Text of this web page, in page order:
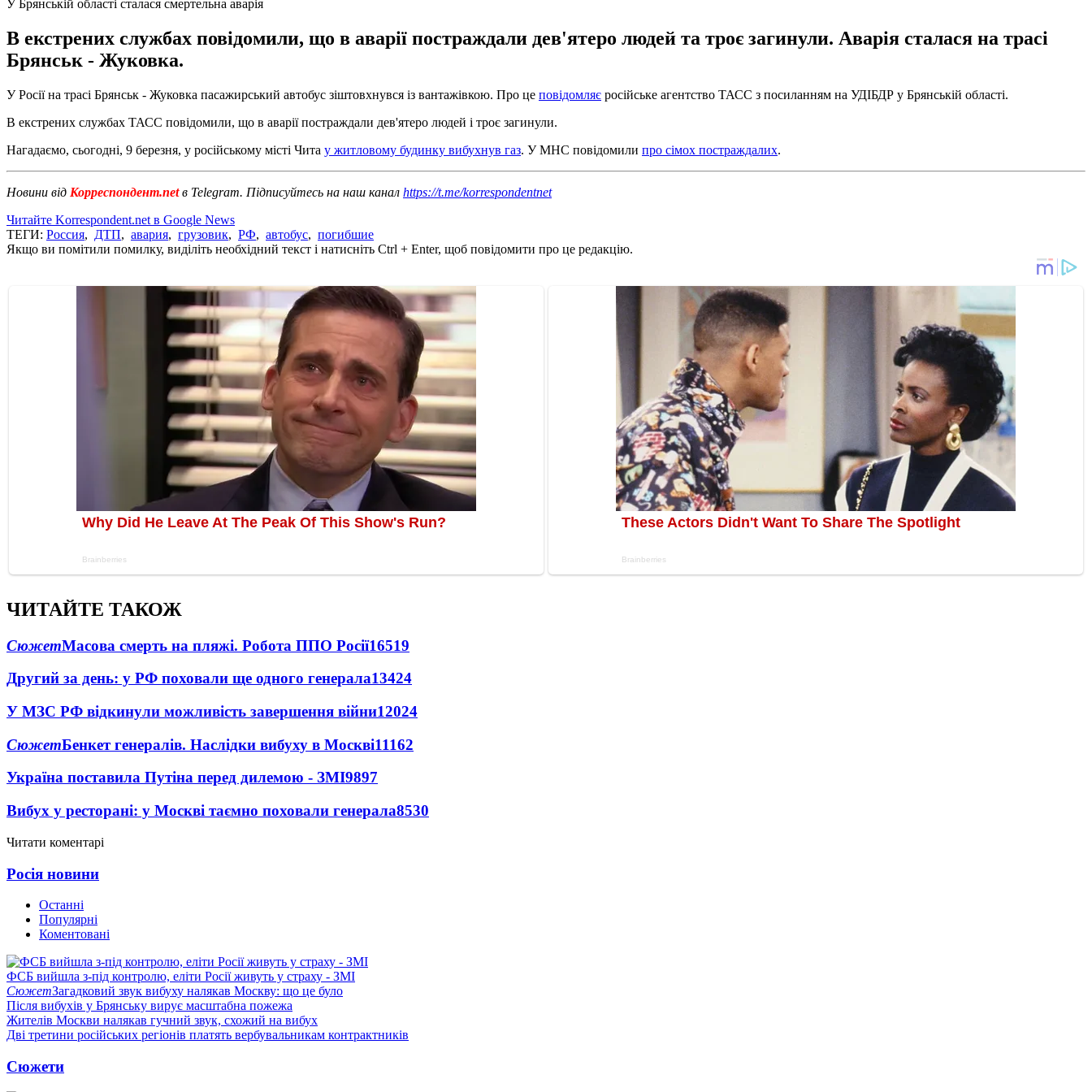
У Брянській області сталася смертельна аварія
В екстрених службах повідомили, що в аварії постраждали дев'ятеро людей та троє загинули. Аварія сталася на трасі
Брянськ - Жуковка.
У Росії на трасі Брянськ - Жуковка пасажирський автобус зіштовхнувся із вантажівкою. Про це повідомляє російське агентство ТАСС з посиланням на УДІБДР у Брянській області.
В екстрених службах ТАСС повідомили, що в аварії постраждали дев'ятеро людей і троє загинули.
Нагадаємо, сьогодні, 9 березня, у російському місті Чита у житловому будинку вибухнув газ. У МНС повідомили про сімох постраждалих.
Новини від Корреспондент.netв Telegram. Підписуйтесь на наш канал https://t.me/korrespondentnet
Читайте Korrespondent.net в Google News
ТЕГИ: Россия, ДТП, авария, грузовик, РФ, автобус, погибшие
Якщо ви помітили помилку, виділіть необхідний текст і натисніть Ctrl + Enter, щоб повідомити про це редакцію.
ЧИТАЙТЕ ТАКОЖ
СюжетМасова смерть на пляжі. Робота ППО Росії16519
Другий за день: у РФ поховали ще одного генерала13424
У МЗС РФ відкинули можливість завершення війни12024
СюжетБенкет генералів. Наслідки вибуху в Москві11162
Україна поставила Путіна перед дилемою - ЗМІ9897
Вибух у ресторані: у Москві таємно поховали генерала8530
Читати коментарі
Росія новини
Останні
Популярні
Коментовані
ФСБ вийшла з-під контролю, еліти Росії живуть у страху - ЗМІ
СюжетЗагадковий звук вибуху налякав Москву: що це було
Після вибухів у Брянську вирує масштабна пожежа
Жителів Москви налякав гучний звук, схожий на вибух
Дві третини російських регіонів платять вербувальникам контрактників
Сюжети